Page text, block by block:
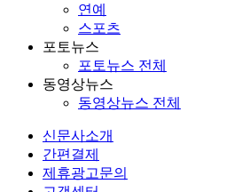
연예
스포츠
포토뉴스
포토뉴스 전체
동영상뉴스
동영상뉴스 전체
신문사소개
간편결제
제휴광고문의